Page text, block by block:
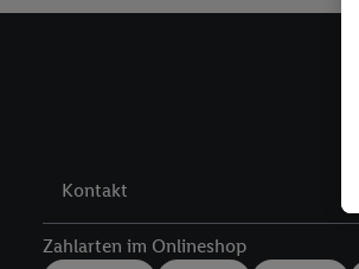
Kontakt
Zahlarten im Onlineshop